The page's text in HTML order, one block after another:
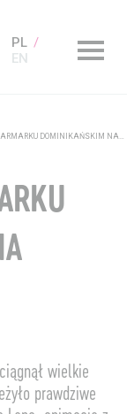
PL
EN
wielkie
prawdziwe